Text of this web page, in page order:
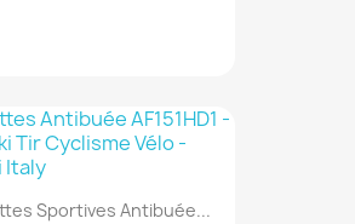
Sportives Antibuée...